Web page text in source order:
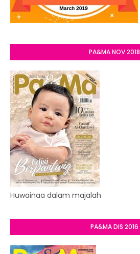
PA&MA NOV 2018
Huwainaa dalam majalah
PA&MA DIS 2016